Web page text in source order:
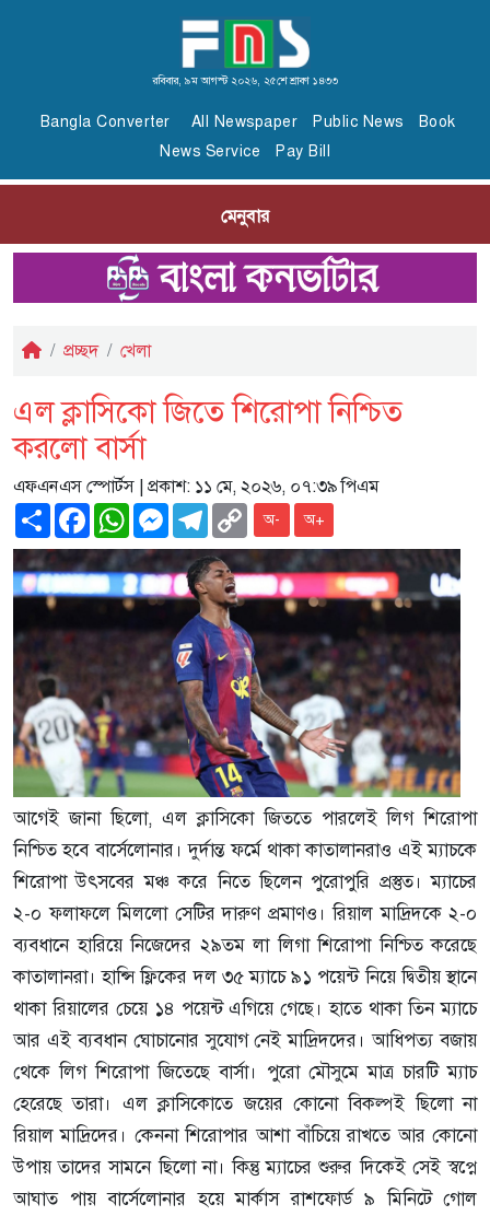
রবিবার, ৯ম আগস্ট ২০২৬, ২৫শে শ্রাবণ ১৪৩৩
Bangla Converter All Newspaper Public News
Book
News Service
Pay Bill
মেনুবার
প্রচ্ছদ খেলা
এল ক্লাসিকো জিতে শিরোপা নিশ্চিত
করলো বার্সা
এফএনএস স্পোর্টস | প্রকাশ: ১১ মে, ২০২৬, ০৭:৩৯ পিএম
ShareFacebookWhatsAppMessenger
Telegram
Copy
Link
অ- অ+
আগেই জানা ছিলো, এল ক্লাসিকো জিততে পারলেই লিগ শিরোপা
নিশ্চিত হবে বার্সেলোনার। দুর্দান্ত ফর্মে থাকা কাতালানরাও এই ম্যাচকে
শিরোপা উৎসবের মঞ্চ করে নিতে ছিলেন পুরোপুরি প্রস্তুত। ম্যাচের
২-০ ফলাফলে মিললো সেটির দারুণ প্রমাণও। রিয়াল মাদ্রিদকে ২-০
ব্যবধানে হারিয়ে নিজেদের ২৯তম লা লিগা শিরোপা নিশ্চিত করেছে
কাতালানরা। হান্সি ফ্লিকের দল ৩৫ ম্যাচে ৯১ পয়েন্ট নিয়ে দ্বিতীয় স্থানে
থাকা রিয়ালের চেয়ে ১৪ পয়েন্ট এগিয়ে গেছে। হাতে থাকা তিন ম্যাচে
আর এই ব্যবধান ঘোচানোর সুযোগ নেই মাদ্রিদদের। আধিপত্য বজায়
থেকে লিগ শিরোপা জিতেছে বার্সা। পুরো মৌসুমে মাত্র চারটি ম্যাচ
হেরেছে তারা। এল ক্লাসিকোতে জয়ের কোনো বিকল্পই ছিলো না
রিয়াল মাদ্রিদের। কেননা শিরোপার আশা বাঁচিয়ে রাখতে আর কোনো
উপায় তাদের সামনে ছিলো না। কিন্তু ম্যাচের শুরুর দিকেই সেই স্বপ্নে
আঘাত পায় বার্সেলোনার হয়ে মার্কাস রাশফোর্ড ৯ মিনিটে গোল